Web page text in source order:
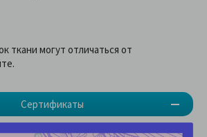
Сертификаты
ткани могут отличаться от